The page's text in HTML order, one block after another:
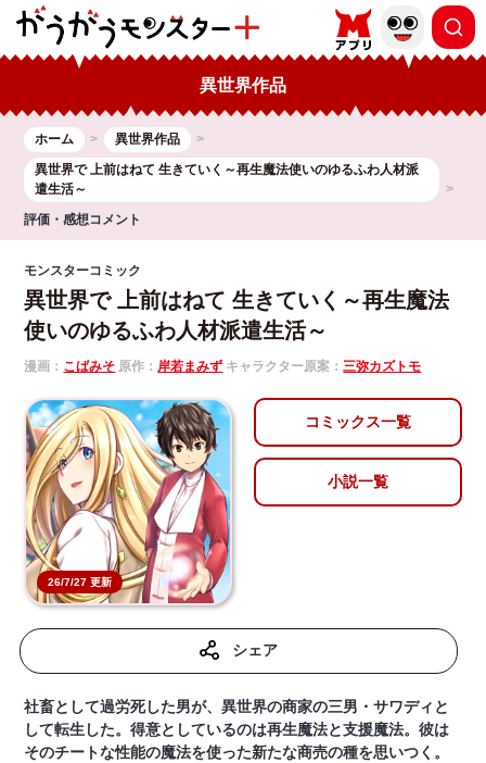
異世界作品
ホーム
異世界作品
異世界で 上前はねて 生きていく～再生魔法使いのゆるふわ人材派
遣生活～
評価・感想コメント
モンスターコミック
異世界で 上前はねて 生きていく～再生魔法
使いのゆるふわ人材派遣生活～
漫画： こばみそ 原作： 岸若まみず キャラクター原案： 三弥カズトモ
26/7/27 更新
コミックス一覧
小説一覧
シェア
社畜として過労死した男が、異世界の商家の三男・サワディと
して転生した。得意としているのは再生魔法と支援魔法。彼は
そのチートな性能の魔法を使った新たな商売の種を思いつく。